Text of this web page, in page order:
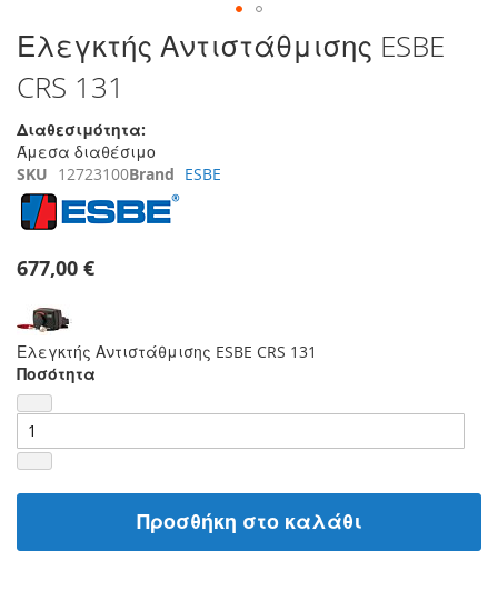
Μετάβαση
στην
αρχή
της
συλλογής
εικόνων
Ελεγκτής Αντιστάθμισης ESBE
CRS 131
Διαθεσιμότητα:
Άμεσα διαθέσιμο
SKU 12723100Brand ESBE
677,00 €
Ελεγκτής Αντιστάθμισης ESBE CRS 131
Ποσότητα
Προσθήκη στο καλάθι